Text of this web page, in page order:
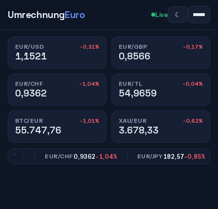
UmrechnungEuro Live ☾
EUR/USD -0,31%
1,1521
EUR/GBP -0,17%
0,8566
EUR/CHF -1,04%
0,9362
EUR/TL -0,04%
54,9659
BTC/EUR -1,01%
55.747,76
XAU/EUR -0,62%
3.678,33
EUR/CHF0,9362-1,04% EUR/JPY182,57-0,85%